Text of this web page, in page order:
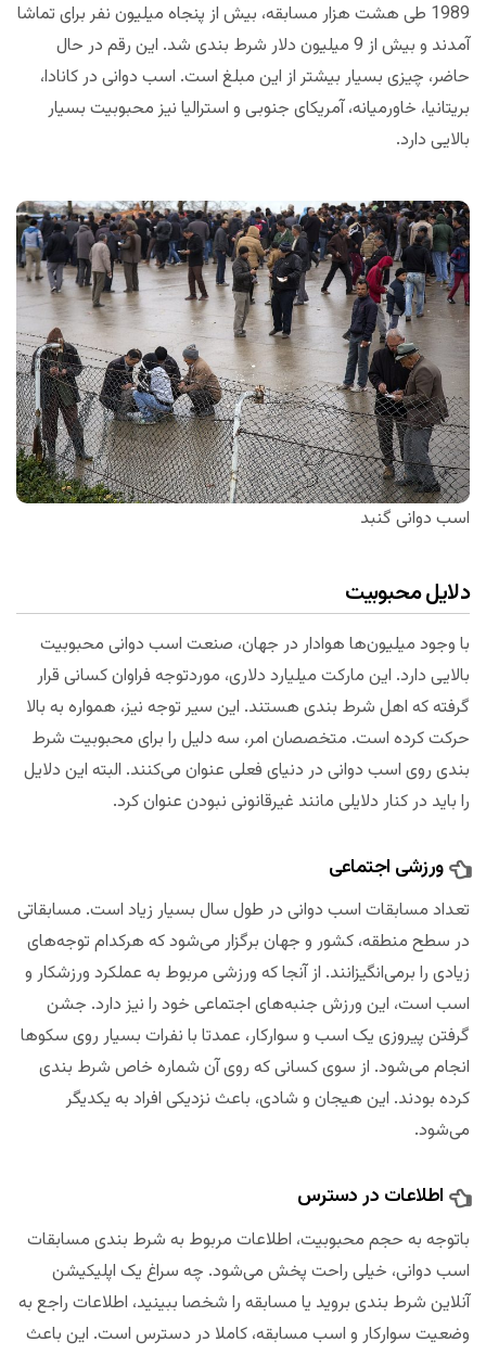
1989 طی هشت هزار مسابقه، بیش از پنجاه میلیون نفر برای تماشا
آمدند و بیش از 9 میلیون دلار شرط بندی شد. این رقم در حال
حاضر، چیزی بسیار بیشتر از این مبلغ است. اسب دوانی در کانادا،
بریتانیا، خاورمیانه، آمریکای جنوبی و استرالیا نیز محبوبیت بسیار
بالایی دارد.
اسب دوانی گنبد
دلایل محبوبیت
با وجود میلیون‌ها هوادار در جهان، صنعت اسب دوانی محبوبیت
بالایی دارد. این مارکت میلیارد دلاری، موردتوجه فراوان کسانی قرار
گرفته که اهل شرط بندی هستند. این سیر توجه نیز، همواره به بالا
حرکت کرده است. متخصصان امر، سه دلیل را برای محبوبیت شرط
بندی روی اسب دوانی در دنیای فعلی عنوان می‌کنند. البته این دلایل
را باید در کنار دلایلی مانند غیرقانونی نبودن عنوان کرد.
ورزشی اجتماعی
تعداد مسابقات اسب دوانی در طول سال بسیار زیاد است. مسابقاتی
در سطح منطقه، کشور و جهان برگزار می‌شود که هرکدام توجه‌های
زیادی را برمی‌انگیزانند. از آنجا که ورزشی مربوط به عملکرد ورزشکار و
اسب است، این ورزش جنبه‌های اجتماعی خود را نیز دارد. جشن
گرفتن پیروزی یک اسب و سوارکار، عمدتا با نفرات بسیار روی سکوها
انجام می‌شود. از سوی کسانی که روی آن شماره خاص شرط بندی
کرده بودند. این هیجان و شادی، باعث نزدیکی افراد به یکدیگر
می‌شود.
اطلاعات در دسترس
باتوجه به حجم محبوبیت، اطلاعات مربوط به شرط بندی مسابقات
اسب دوانی، خیلی راحت پخش می‌شود. چه سراغ یک اپلیکیشن
آنلاین شرط بندی بروید یا مسابقه را شخصا ببینید، اطلاعات راجع به
وضعیت سوارکار و اسب مسابقه، کاملا در دسترس است. این باعث